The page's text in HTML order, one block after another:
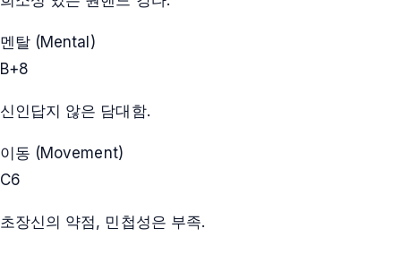
멘탈 (Mental)
B+8
신인답지 않은 담대함.
이동 (Movement)
C6
초장신의 약점, 민첩성은 부족.